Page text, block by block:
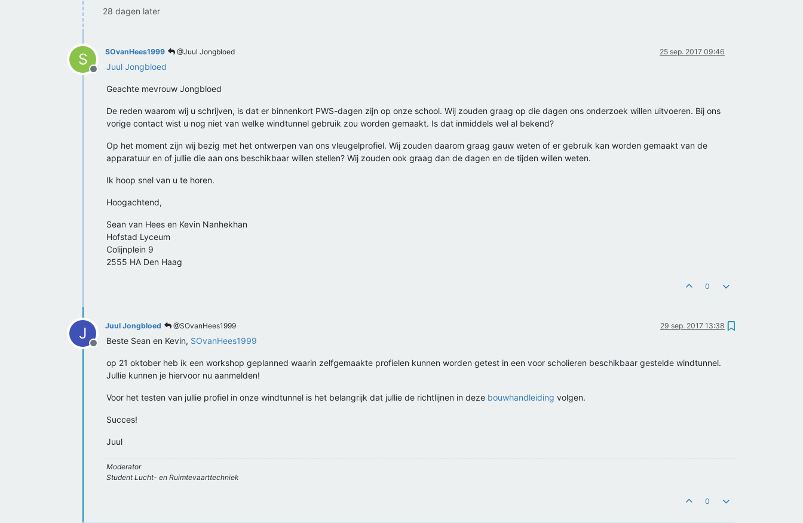
28 dagen later
S
Offline
SOvanHees1999 @Juul Jongbloed 25 sep. 2017 09:46
Juul Jongbloed
Geachte mevrouw Jongbloed
De reden waarom wij u schrijven, is dat er binnenkort PWS-dagen zijn op onze school. Wij zouden graag op die dagen ons onderzoek willen uitvoeren. Bij ons
vorige contact wist u nog niet van welke windtunnel gebruik zou worden gemaakt. Is dat inmiddels wel al bekend?
Op het moment zijn wij bezig met het ontwerpen van ons vleugelprofiel. Wij zouden daarom graag gauw weten of er gebruik kan worden gemaakt van de
apparatuur en of jullie die aan ons beschikbaar willen stellen? Wij zouden ook graag dan de dagen en de tijden willen weten.
Ik hoop snel van u te horen.
Hoogachtend,
Sean van Hees en Kevin Nanhekhan
Hofstad Lyceum
Colijnplein 9
2555 HA Den Haag
0
J
Offline
Juul Jongbloed @SOvanHees1999 29 sep. 2017 13:38
Beste Sean en Kevin, SOvanHees1999
op 21 oktober heb ik een workshop geplanned waarin zelfgemaakte profielen kunnen worden getest in een voor scholieren beschikbaar gestelde windtunnel.
Jullie kunnen je hiervoor nu aanmelden!
Voor het testen van jullie profiel in onze windtunnel is het belangrijk dat jullie de richtlijnen in deze bouwhandleiding volgen.
Succes!
Juul
Moderator
Student Lucht- en Ruimtevaarttechniek
0